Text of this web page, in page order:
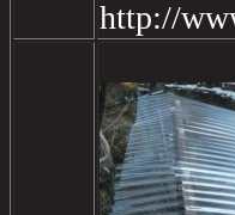
http://